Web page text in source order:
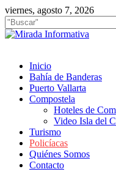
Saltar
al
contenido
viernes, agosto 7, 2026
Inicio
Bahía de Banderas
Puerto Vallarta
Compostela
Hoteles de
Video Isla del
Turismo
Policíacas
Quiénes Somos
Contacto